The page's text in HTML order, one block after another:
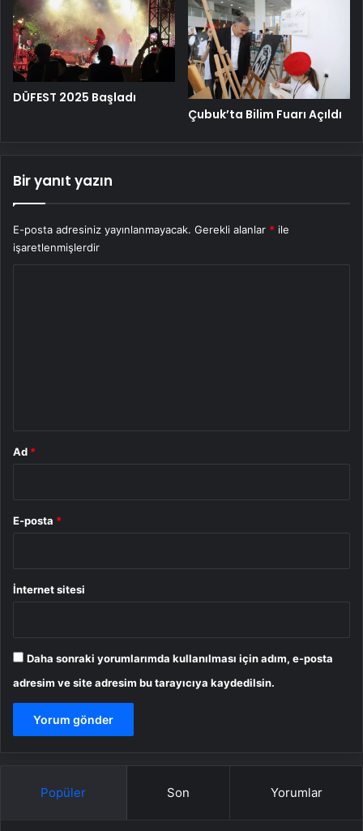
DÜFEST 2025 Başladı
Çubuk’ta Bilim Fuarı Açıldı
Bir yanıt yazın
E-posta adresiniz yayınlanmayacak. Gerekli alanlar * ile
işaretlenmişlerdir
Ad *
E-posta *
İnternet sitesi
Daha sonraki yorumlarımda kullanılması için adım, e-posta
adresim ve site adresim bu tarayıcıya kaydedilsin.
Popüler Son Yorumlar